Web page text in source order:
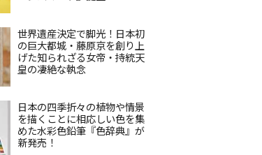
世界遺産決定で脚光！日本初
の巨大都城・藤原京を創り上
げた知られざる女帝・持統天
皇の凄絶な執念
日本の四季折々の植物や情景
を描くことに相応しい色を集
めた水彩色鉛筆『色辞典』が
新発売！